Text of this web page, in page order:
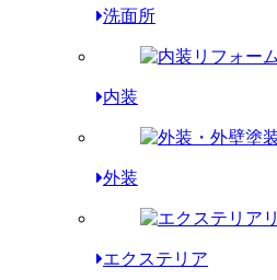
洗面所
内装
外装
エクステリア